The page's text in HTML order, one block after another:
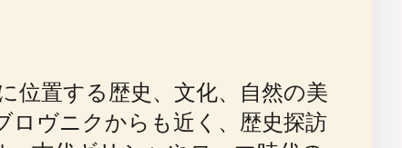
位置する歴史、文化、自然の美
ロヴニクからも近く、歴史探訪